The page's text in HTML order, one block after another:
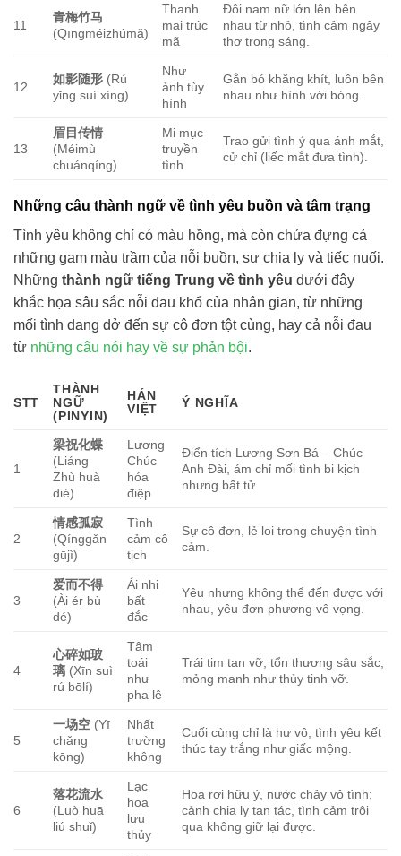
11
青梅竹马
(Qīngméizhúmǎ)
Thanh
mai trúc
mã
Đôi nam nữ lớn lên bên
nhau từ nhỏ, tình cảm ngây
thơ trong sáng.
12
如影随形 (Rú
yǐng suí xíng)
Như
ảnh tùy
hình
Gắn bó khăng khít, luôn bên
nhau như hình với bóng.
13
眉目传情
(Méimù
chuánqíng)
Mi mục
truyền
tình
Trao gửi tình ý qua ánh mắt,
cử chỉ (liếc mắt đưa tình).
Những câu thành ngữ về tình yêu buồn và tâm trạng
Tình yêu không chỉ có màu hồng, mà còn chứa đựng cả
những gam màu trầm của nỗi buồn, sự chia ly và tiếc nuối.
Những thành ngữ tiếng Trung về tình yêu dưới đây
khắc họa sâu sắc nỗi đau khổ của nhân gian, từ những
mối tình dang dở đến sự cô đơn tột cùng, hay cả nỗi đau
từ những câu nói hay về sự phản bội.
STT
THÀNH
NGỮ
(PINYIN)
HÁN
VIỆT
Ý NGHĨA
1
梁祝化蝶
(Liáng
Zhù huà
dié)
Lương
Chúc
hóa
điệp
Điển tích Lương Sơn Bá – Chúc
Anh Đài, ám chỉ mối tình bi kịch
nhưng bất tử.
2
情感孤寂
(Qínggǎn
gūjì)
Tình
cảm cô
tịch
Sự cô đơn, lẻ loi trong chuyện tình
cảm.
3
爱而不得
(Ài ér bù
dé)
Ái nhi
bất
đắc
Yêu nhưng không thể đến được với
nhau, yêu đơn phương vô vọng.
4
心碎如玻
璃 (Xīn suì
rú bōlí)
Tâm
toái
như
pha lê
Trái tim tan vỡ, tổn thương sâu sắc,
mỏng manh như thủy tinh vỡ.
5
一场空 (Yī
chǎng
kōng)
Nhất
trường
không
Cuối cùng chỉ là hư vô, tình yêu kết
thúc tay trắng như giấc mộng.
6
落花流水
(Luò huā
liú shuǐ)
Lạc
hoa
lưu
thủy
Hoa rơi hữu ý, nước chảy vô tình;
cảnh chia ly tan tác, tình cảm trôi
qua không giữ lại được.